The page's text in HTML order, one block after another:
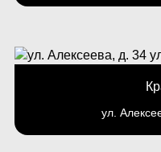
ул.